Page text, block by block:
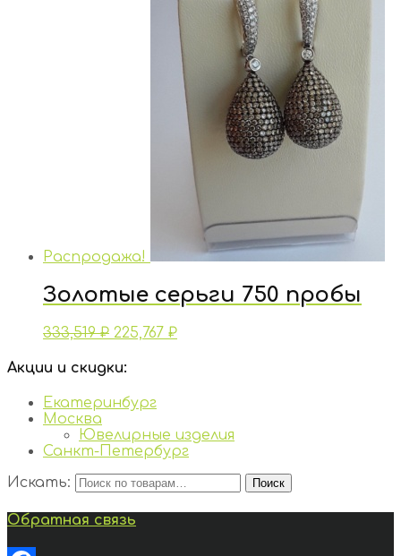
Распродажа!
Золотые серьги 750 пробы
333,519₽ 225,767 ₽
Акции и скидки:
Екатеринбург
Москва
Ювелирные изделия
Санкт-Петербург
Искать:
Поиск
Обратная связь